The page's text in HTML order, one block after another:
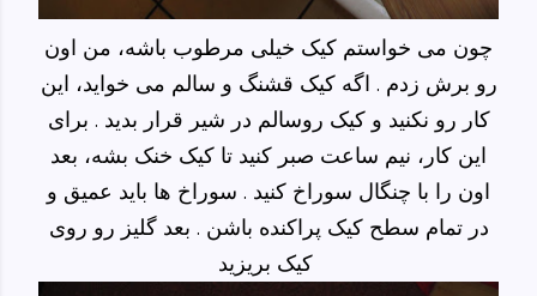
چون می خواستم کیک خیلی مرطوب باشه، من اون
رو برش زدم . اگه کیک قشنگ و سالم می خواید، این
کار رو نکنید و کیک روسالم در شیر قرار بدید . برای
این کار، نیم ساعت صبر کنید تا کیک خنک بشه، بعد
اون را با چنگال سوراخ کنید . سوراخ ها باید عمیق و
در تمام سطح کیک پراکنده باشن . بعد گلیز رو روی